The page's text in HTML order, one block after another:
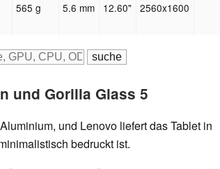
565 g 5.6 mm 12.60" 2560x1600
und Gorilla Glass 5
und Lenovo liefert das Tablet in
bedruckt ist.